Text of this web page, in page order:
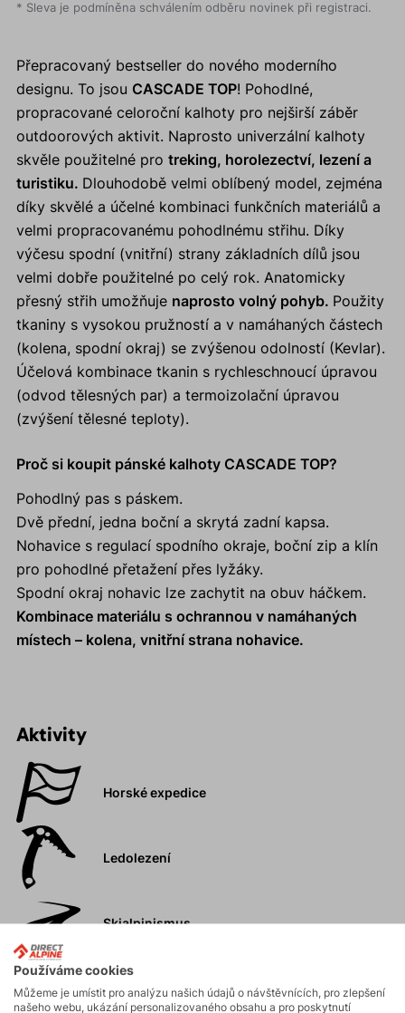
* Sleva je podmíněna schválením odběru novinek při registraci.
Přepracovaný bestseller do nového moderního
designu. To jsou CASCADE TOP! Pohodlné,
propracované celoroční kalhoty pro nejširší záběr
outdoorových aktivit. Naprosto univerzální kalhoty
skvěle použitelné pro treking, horolezectví, lezení a
turistiku. Dlouhodobě velmi oblíbený model, zejména
díky skvělé a účelné kombinaci funkčních materiálů a
velmi propracovanému pohodlnému střihu. Díky
výčesu spodní (vnitřní) strany základních dílů jsou
velmi dobře použitelné po celý rok. Anatomicky
přesný střih umožňuje naprosto volný pohyb. Použity
tkaniny s vysokou pružností a v namáhaných částech
(kolena, spodní okraj) se zvýšenou odolností (Kevlar).
Účelová kombinace tkanin s rychleschnoucí úpravou
(odvod tělesných par) a termoizolační úpravou
(zvýšení tělesné teploty).
Proč si koupit pánské kalhoty CASCADE TOP?
Pohodlný pas s páskem.
Dvě přední, jedna boční a skrytá zadní kapsa.
Nohavice s regulací spodního okraje, boční zip a klín
pro pohodlné přetažení přes lyžáky.
Spodní okraj nohavic lze zachytit na obuv háčkem.
Kombinace materiálu s ochrannou v namáhaných
místech – kolena, vnitřní strana nohavice.
Aktivity
Horské expedice
Ledolezení
Skialpinismus
Skalní lezení a
ferraty
Používáme cookies
Můžeme je umístit pro analýzu našich údajů o návštěvnících, pro zlepšení
našeho webu, ukázání personalizovaného obsahu a pro poskytnutí